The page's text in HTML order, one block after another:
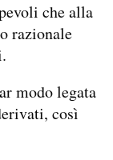
che alla
razionale
modo legata
così